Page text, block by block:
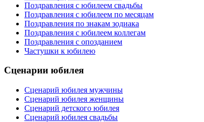
Поздравления с юбилеем свадьбы
Поздравления с юбилеем по месяцам
Поздравления по знакам зодиака
Поздравления с юбилеем коллегам
Поздравления с опозданием
Частушки к юбилею
Сценарии юбилея
Сценарий юбилея мужчины
Сценарий юбилея женщины
Сценарий детского юбилея
Сценарий юбилея свадьбы